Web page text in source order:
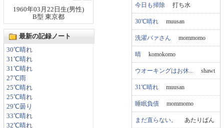
1960年03月22日生(男性)
B型 東京都
最新の記録ノート
30℃晴れ
31℃晴れ
31℃晴れ
27℃雨
25℃晴れ
25℃晴れ
29℃曇り
33℃晴れ
32℃晴れ
今日も掃除 打ち水
30℃晴れ muusan
洗濯バァさん mommomo
晴 komokomo
ウオーキングはお休... shawt
31℃晴れ muusan
睡眠負債 mommomo
まだ直らない。 あたりばん